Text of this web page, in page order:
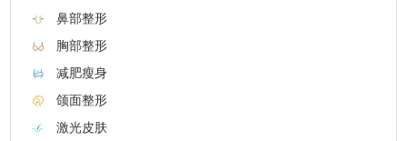
鼻部整形
胸部整形
减肥瘦身
颌面整形
激光皮肤